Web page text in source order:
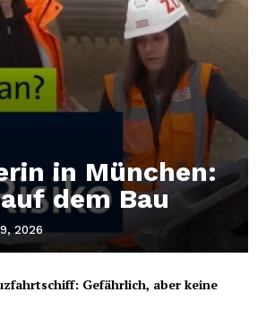
in München:
dem Bau
2026
Gefährlich, aber keine